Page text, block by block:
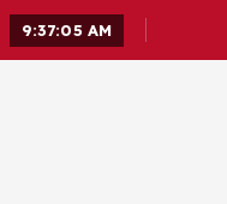
9:37:07 AM